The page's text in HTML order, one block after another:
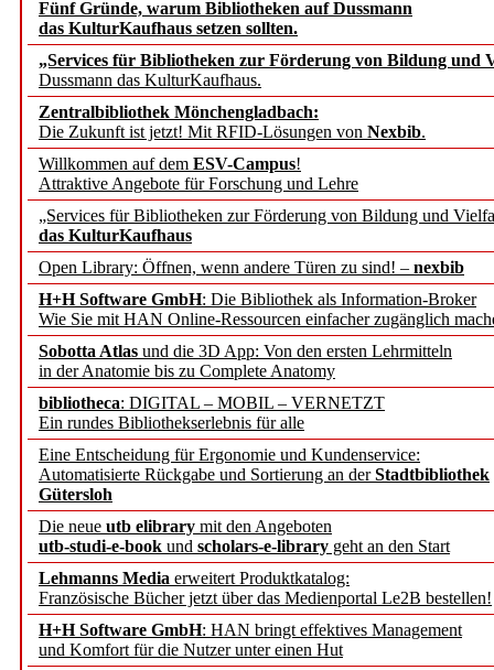
Fünf Gründe, warum Bibliotheken auf Dussmann
das KulturKaufhaus setzen sollten.
„Services für Bibliotheken zur Förderung von Bildung und
Dussmann das KulturKaufhaus.
Zentralbibliothek Mönchengladbach:
Die Zukunft ist jetzt! Mit RFID-Lösungen von Nexbib.
Willkommen auf dem ESV-Campus!
Attraktive Angebote für Forschung und Lehre
„Services für Bibliotheken zur Förderung von Bildung und
das KulturKaufhaus
Open Library: Öffnen, wenn andere Türen zu sind! – nexbib
H+H Software GmbH: Die Bibliothek als Information-Broker
Wie Sie mit HAN Online-Ressourcen einfacher zugänglich
Sobotta Atlas und die 3D App: Von den ersten Lehrmitteln
in der Anatomie bis zu Complete Anatomy
bibliotheca: DIGITAL – MOBIL – VERNETZT
Ein rundes Bibliothekserlebnis für alle
Eine Entscheidung für Ergonomie und Kundenservice:
Automatisierte Rückgabe und Sortierung an derStadtbibliothek
Gütersloh
Die neue utb elibrary mit den Angeboten
utb-studi-e-book und scholars-e-library geht an den Start
Lehmanns Media erweitert Produktkatalog:
Französische Bücher jetzt über das Medienportal Le2B bestellen!
H+H Software GmbH: HAN bringt effektives Management
und Komfort für die Nutzer unter einen Hut
Segment Research –
angepasst
konstruktiv!
Mohr Siebeck
und die Zeitschrift für
Francke Attempto
EBSCO Information
Recherchefunktionen in
Sorbisches Institut neu
Geschichte und
Künstliche Intelligenz
besser zu verstehen